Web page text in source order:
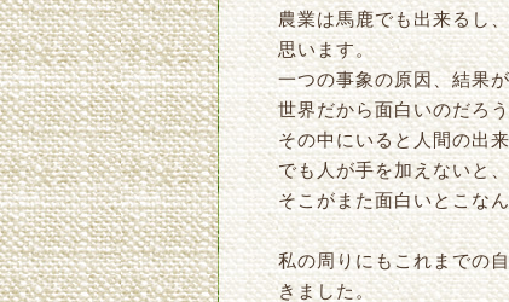
農業は馬鹿でも出来るし
思います。
一つの事象の原因、結果
世界だから面白いのだろ
その中にいると人間の出
でも人が手を加えないと
そこがまた面白いとこな
私の周りにもこれまでの
きました。